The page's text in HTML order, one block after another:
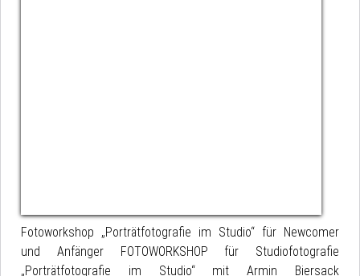
Fotoworkshop „Porträtfotografie im Studio“ für Newcomer
und Anfänger FOTOWORKSHOP für Studiofotografie
„Porträtfotografie im Studio“ mit Armin Biersack